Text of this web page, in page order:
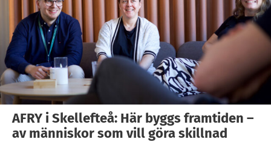
AFRY i Skellefteå: Här byggs framtiden –
av människor som vill göra skillnad